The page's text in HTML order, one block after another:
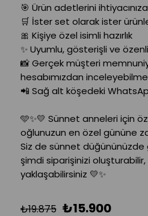
🎯 Ürün adetlerini
🛒 İster set olarak ister
🎀 Kişiye özel isimli hazırlık
✨ Uyumlu, gösterişli ve
📸 Gerçek müşteri
hesabımızdan inceleyebilme
📲 Sağ alt köşedeki
🩵✨💛 Sünnet anneleri için
oğlunuzun en özel gününe
Siz de sünnet düğününüzde
şimdi siparişinizi
yaklaşabilirsiniz 💛✨
₺19.875 ₺15.900